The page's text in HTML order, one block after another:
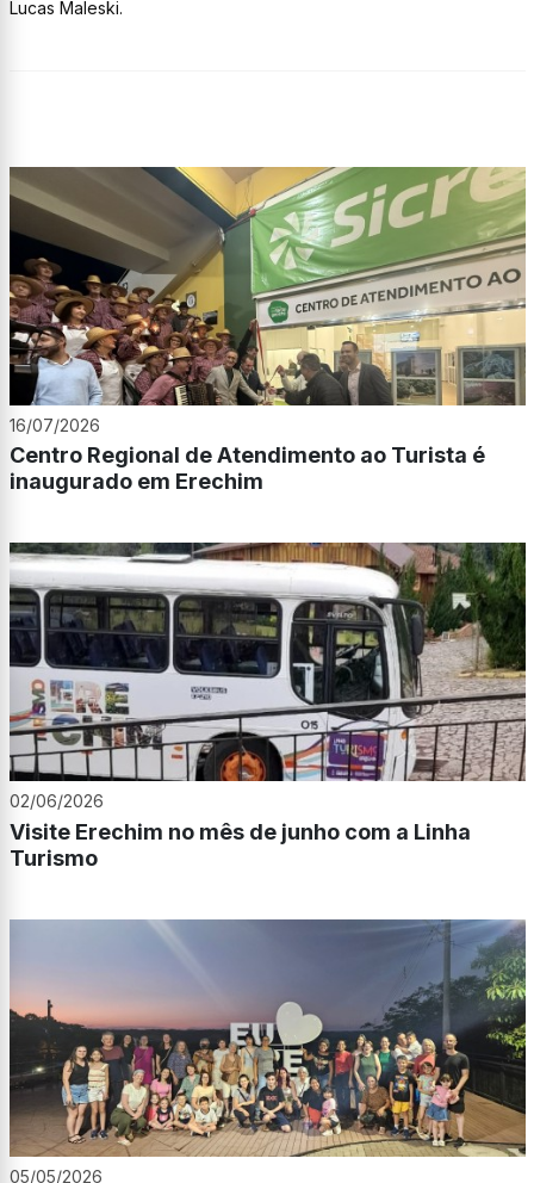
Lucas Maleski.
16/07/2026
Centro Regional de Atendimento ao Turista é
inaugurado em Erechim
02/06/2026
Visite Erechim no mês de junho com a Linha
Turismo
05/05/2026